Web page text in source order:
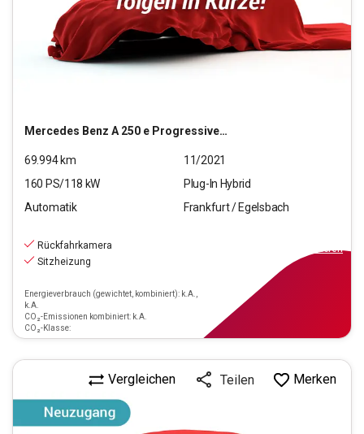
Mercedes Benz A 250 e Progressive (EURO 6d)
69.994km
11/2021
160 PS/118 kW
Plug-In Hybrid
Automatik
Frankfurt / Egelsbach
Rückfahrkamera
Sitzheizung
Energieverbrauch (gewichtet, kombiniert): k.A.,
k.A.
CO₂-Emissionen kombiniert: k.A.
CO₂-Klasse:
finanzieren
Vergleichen Teilen Merken